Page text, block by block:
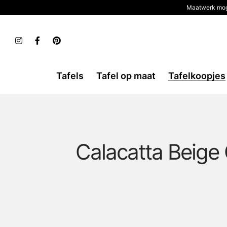
Maatwerk
Tafels Tafel op maat Tafelkoopjes
Calacatta Beige